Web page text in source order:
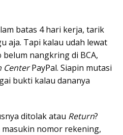
batas 4 hari kerja, tarik
aja. Tapi kalau udah lewat
nangkring di BCA,
CenterPayPal. Siapin mutasi
bukti kalau dananya
ditolak atau Return?
nomor rekening,